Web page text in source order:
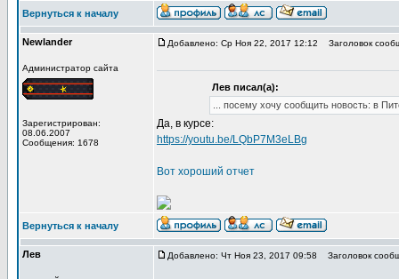
Вернуться к началу
Newlander
Администратор сайта
Зарегистрирован:
08.06.2007
Сообщения: 1678
Добавлено: Ср Ноя 22, 2017 12:12 Заголовок
Лев писал(а):
... посему хочу сообщить новость: в
Да, в курсе:
https://youtu.be/LQbP7M3eLBg
Вот хороший отчет
Вернуться к началу
Лев Добавлено: Чт Ноя 23, 2017 09:58 Заголовок